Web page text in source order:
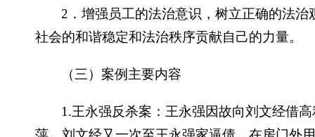
2．增强员工的法治意识，树立正确的法
社会的和谐稳定和法治秩序贡献自己的力量。
（三）案例主要内容
1.王永强反杀案：王永强因故向刘文经借